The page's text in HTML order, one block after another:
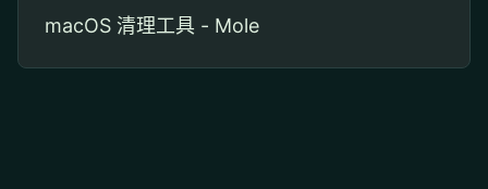
macOS 清理工具 - Mole